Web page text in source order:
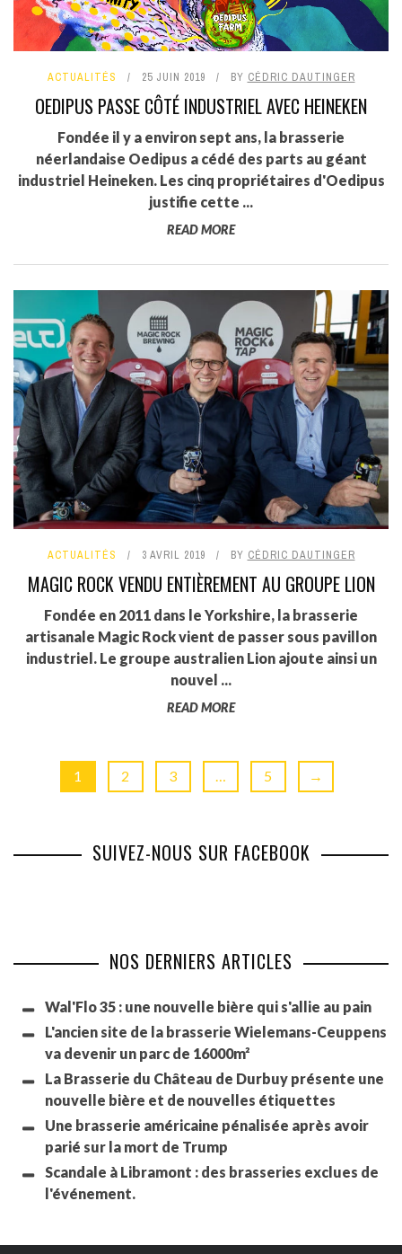
ACTUALITÉS 25 JUIN 2019 BY CÉDRIC DAUTINGER
OEDIPUS PASSE CÔTÉ INDUSTRIEL AVEC HEINEKEN
Fondée il y a environ sept ans, la brasserie
néerlandaise Oedipus a cédé des parts au géant
industriel Heineken. Les cinq propriétaires d'Oedipus
justifie cette ...
READ MORE
ACTUALITÉS 3 AVRIL 2019 BY CÉDRIC DAUTINGER
MAGIC ROCK VENDU ENTIÈREMENT AU GROUPE LION
Fondée en 2011 dans le Yorkshire, la brasserie
artisanale Magic Rock vient de passer sous pavillon
industriel. Le groupe australien Lion ajoute ainsi un
nouvel ...
READ MORE
1 2 3 5 →
SUIVEZ-NOUS SUR FACEBOOK
NOS DERNIERS ARTICLES
Wal'Flo 35 : une nouvelle bière qui s'allie au pain
L'ancien site de la brasserie Wielemans-Ceuppens
va devenir un parc de 16000m²
La Brasserie du Château de Durbuy présente une
nouvelle bière et de nouvelles étiquettes
Une brasserie américaine pénalisée après avoir
parié sur la mort de Trump
Scandale à Libramont : des brasseries exclues de
l'événement.